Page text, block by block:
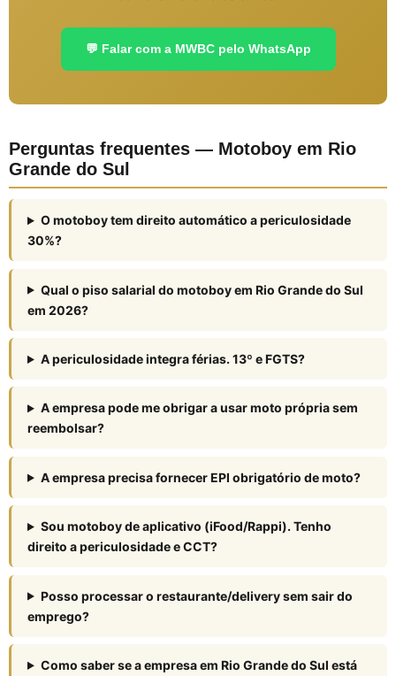
💬 Falar com a MWBC pelo WhatsApp
Perguntas frequentes — Motoboy em Rio
Grande do Sul
O motoboy tem direito automático a periculosidade
30%?
Qual o piso salarial do motoboy em Rio Grande do Sul
em 2026?
A periculosidade integra férias. 13º e FGTS?
A empresa pode me obrigar a usar moto própria sem
reembolsar?
A empresa precisa fornecer EPI obrigatório de moto?
Sou motoboy de aplicativo (iFood/Rappi). Tenho
direito a periculosidade e CCT?
Posso processar o restaurante/delivery sem sair do
emprego?
Como saber se a empresa em Rio Grande do Sul está